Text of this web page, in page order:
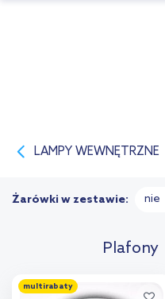
LAMPY WEWNĘTRZNE
Plafony
Żarówki w zestawie: nie
multirabaty